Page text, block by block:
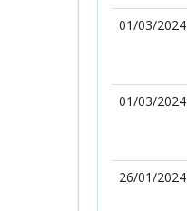
01/03/2024
01/03/2024
26/01/2024